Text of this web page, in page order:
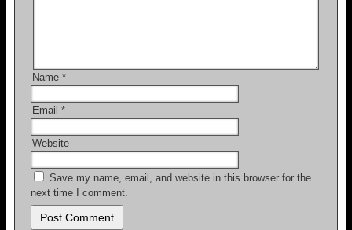
Name *
Email *
Website
Save my name, email, and website in this browser for the
next time I comment.